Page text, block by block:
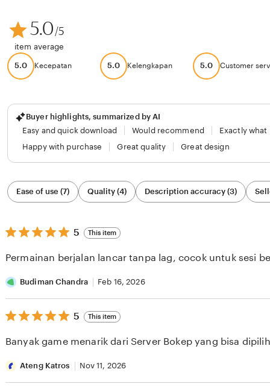
5.0/5
item average
5.0 Kecepatan 5.0 Kelengkapan 5.0 Customer
Buyer highlights, summarized by AI
Easy and quick download
Would recommend
Exactly what
Happy with purchase
Great quality Great design
Filter
by
category
Ease of use (7) Quality (4) Description accuracy (3)
5
out
5
5 This item
Permainan berjalan lancar tanpa lag, cocok untuk sesi
Budiman Chandra Feb 16, 2026
5
out
5
5 This item
Banyak game menarik dari Server Bokep yang bisa
Ateng Katros Nov 11, 2026